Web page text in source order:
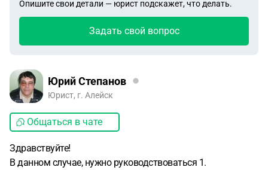
Опишите свои детали — юрист подскажет, что делать.
Задать свой вопрос
Юрий Степанов
Юрист, г. Алейск
Общаться в чате
Здравствуйте!
В данном случае, нужно руководствоваться 1.